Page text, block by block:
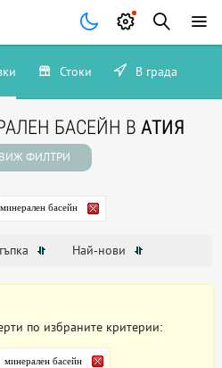
Стоки В града
БАСЕЙН В АТИЯ
ВИЖ ФИЛТРИ
минерален басейн
Най-нови
по избраните критерии:
минерален басейн